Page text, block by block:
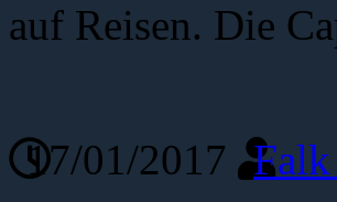
auf Reisen. Die
17/01/2017